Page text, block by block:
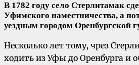
В 1782 году село Стерлитамак
Уфимского наместничества, а
уездным городом Оренбургской
Несколько лет тому, чрез
ходить из Уфы до Оренбурга и